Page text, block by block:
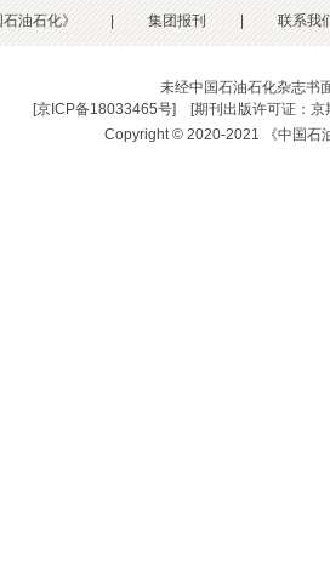
油石化》 集团报刊 联系我
未经中国石油石化杂志书
[京ICP备18033465号] [期刊出版许可证：
Copyright © 2020-2021 《中国石